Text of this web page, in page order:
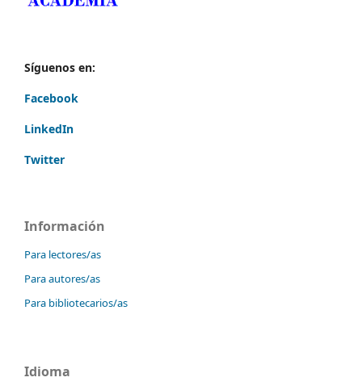
Síguenos en:
Facebook
LinkedIn
Twitter
Información
Para lectores/as
Para autores/as
Para bibliotecarios/as
Idioma